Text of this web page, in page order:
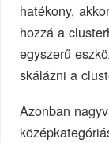
hatékony,
hozzá a
egyszerű
skálázni a
Azonban